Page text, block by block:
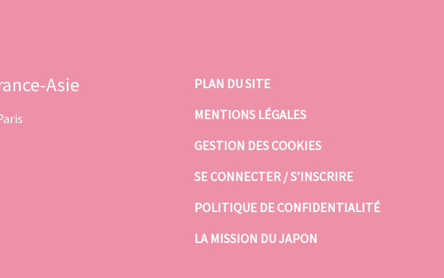
Asie
PLAN DU SITE
MENTIONS LÉGALES
GESTION DES COOKIES
SE CONNECTER / S’INSCRIRE
POLITIQUE DE CONFIDENTIALITÉ
LA MISSION DU JAPON